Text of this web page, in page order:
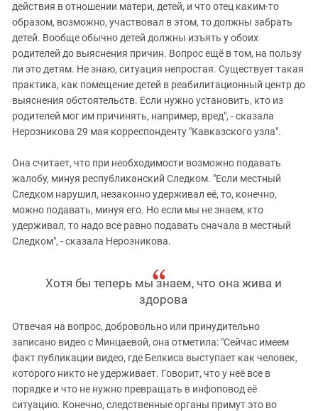
действия в отношении матери, детей, и что отец каким-то
образом, возможно, участвовал в этом, то должны забрать
детей. Вообще обычно детей должны изъять у обоих
родителей до выяснения причин. Вопрос ещё в том, на пользу
ли это детям. Не знаю, ситуация непростая. Существует такая
практика, как помещение детей в реабилитационный центр до
выяснения обстоятельств. Если нужно установить, кто из
родителей мог им причинять, например, вред", - сказала
Нерозникова 29 мая корреспонденту "Кавказского узла".
Она считает, что при необходимости возможно подавать
жалобу, минуя республиканский Следком. "Если местный
Следком нарушил, незаконно удерживал её, то, конечно,
можно подавать, минуя его. Но если мы не знаем, кто
удерживал, то надо все равно подавать сначала в местный
Следком", - сказала Нерозникова.
Хотя бы теперь мы знаем, что она жива и
здорова
Отвечая на вопрос, добровольно или принудительно
записано видео с Минцаевой, она отметила: "Сейчас имеем
факт публикации видео, где Белкиса выступает как человек,
которого никто не удерживает. Говорит, что у неё все в
порядке и что не нужно превращать в инфоповод её
ситуацию. Конечно, следственные органы примут это во